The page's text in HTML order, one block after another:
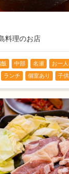
料理のお店
中部 名瀬 お一
ランチ 個室あり 子